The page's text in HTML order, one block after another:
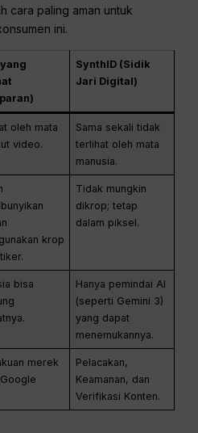
cara paling aman untuk
ini.
SynthID (Sidik
Jari Digital)
oleh mata
video.
Sama sekali tidak
terlihat oleh mata
manusia.
krop
Tidak mungkin
dikrop; tetap
dalam piksel.
bisa
Hanya pemindai AI
(seperti Gemini 3)
yang dapat
menemukannya.
merek
Pelacakan,
Keamanan, dan
Verifikasi Konten.